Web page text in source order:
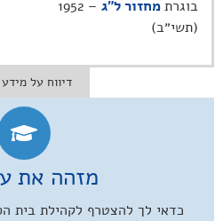
בוגרתמחזור ל"ג
– 1952
(תשי״ב)
דיווח על
מזהה את
כדאי לך להצטרף לקהילת בית